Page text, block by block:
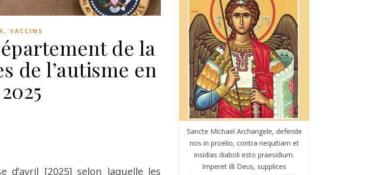
, VACCINS
de la
de l’autisme en
d’avril [2025] selon laquelle les
Sancte Michael Archangele, defende
nos in proelio, contra nequitiam et
insidias diaboli esto praesidium.
Imperet illi Deus, supplices